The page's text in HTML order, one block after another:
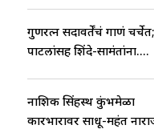
गुणरत्न सदावर्तेंचं गाणं
पाटलांसह शिंदे-सामंतांना....
नाशिक सिंहस्थ कुंभमेळा
कारभारावर साधू-महंत